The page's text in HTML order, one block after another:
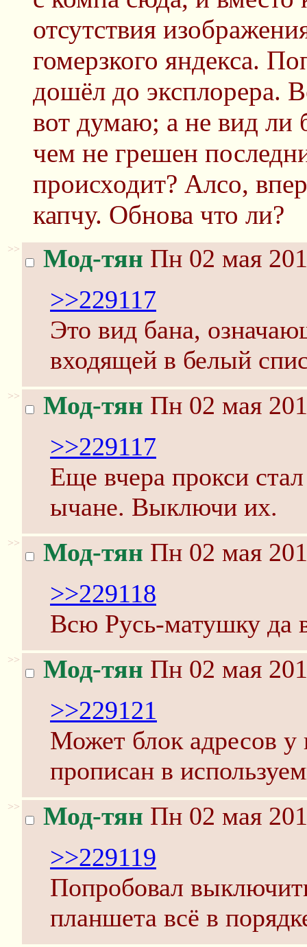
отсутствия
гомерзкого яндекса.
дошёл до эксплорера.
вот думаю; а не вид ли
чем не грешен
происходит? Алсо,
капчу. Обнова что ли?
>> Мод-тян Пн 02 мая
>>229117
Это вид бана,
входящей в белый
>> Мод-тян Пн 02 мая
>>229117
Еще вчера прокси
ычане. Выключи их.
>> Мод-тян Пн 02 мая
>>229118
Всю Русь-матушку да
>> Мод-тян Пн 02 мая
>>229121
Может блок адресов
прописан в
>> Мод-тян Пн 02 мая
>>229119
Попробовал
планшета всё в